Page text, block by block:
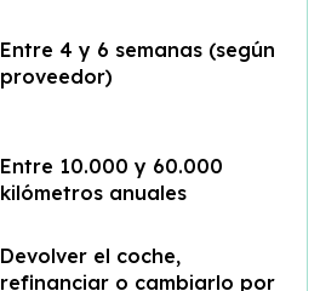
Entre 4 y 6 semanas (según
proveedor)
Entre 10.000 y 60.000
kilómetros anuales
Devolver el coche,
refinanciar o cambiarlo por